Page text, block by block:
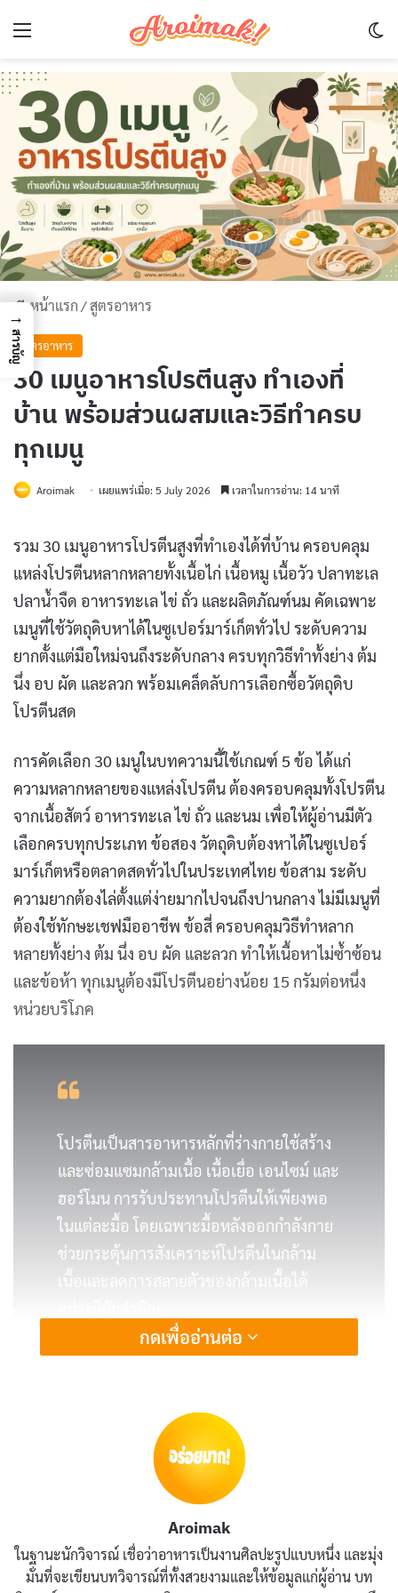
Menu
หน้าแรก/สูตรอาหาร
สูตรอาหาร
30 เมนูอาหารโปรตีนสูง ทำเองที่
บ้าน พร้อมส่วนผสมและวิธีทำครบ
ทุกเมนู
Aroimak เผยแพร่เมื่อ: 5 July 2026 เวลาในการอ่าน: 14 นาที
รวม 30 เมนูอาหารโปรตีนสูงที่ทำเองได้ที่บ้าน ครอบคลุม
แหล่งโปรตีนหลากหลายทั้งเนื้อไก่ เนื้อหมู เนื้อวัว ปลาทะเล
ปลาน้ำจืด อาหารทะเล ไข่ ถั่ว และผลิตภัณฑ์นม คัดเฉพาะ
เมนูที่ใช้วัตถุดิบหาได้ในซูเปอร์มาร์เก็ตทั่วไป ระดับความ
ยากตั้งแต่มือใหม่จนถึงระดับกลาง ครบทุกวิธีทำทั้งย่าง ต้ม
นึ่ง อบ ผัด และลวก พร้อมเคล็ดลับการเลือกซื้อวัตถุดิบ
โปรตีนสด
การคัดเลือก 30 เมนูในบทความนี้ใช้เกณฑ์ 5 ข้อ ได้แก่
ความหลากหลายของแหล่งโปรตีน ต้องครอบคลุมทั้งโปรตีน
จากเนื้อสัตว์ อาหารทะเล ไข่ ถั่ว และนม เพื่อให้ผู้อ่านมีตัว
เลือกครบทุกประเภท ข้อสอง วัตถุดิบต้องหาได้ในซูเปอร์
มาร์เก็ตหรือตลาดสดทั่วไปในประเทศไทย ข้อสาม ระดับ
ความยากต้องไล่ตั้งแต่ง่ายมากไปจนถึงปานกลาง ไม่มีเมนูที่
ต้องใช้ทักษะเชฟมืออาชีพ ข้อสี่ ครอบคลุมวิธีทำหลาก
หลายทั้งย่าง ต้ม นึ่ง อบ ผัด และลวก ทำให้เนื้อหาไม่ซ้ำซ้อน
และข้อห้า ทุกเมนูต้องมีโปรตีนอย่างน้อย 15 กรัมต่อหนึ่ง
หน่วยบริโภค
โปรตีนเป็นสารอาหารหลักที่ร่างกายใช้สร้าง
และซ่อมแซมกล้ามเนื้อ เนื้อเยื่อ เอนไซม์ และ
ฮอร์โมน การรับประทานโปรตีนให้เพียงพอ
ในแต่ละมื้อ โดยเฉพาะมื้อหลังออกกำลังกาย
ช่วยกระตุ้นการสังเคราะห์โปรตีนในกล้าม
เนื้อและลดการสลายตัวของกล้ามเนื้อได้
เป็นเมนูโปรตีนสูงพื้นฐานที่คนออกกำลังกายแทบ
ทุกคนต้องเคยทำ อกไก่ให้โปรตีนสูงถึง 31 กรัมต่อ 100 กรัม
แทบไม่มีไขมันและคาร์โบไฮเดรต เนื้ออกไก่ย่างที่ดีต้องออก
มานุ่มชุ่มฉ่ำ ไม่แห้งกระด้าง รสชาติเค็มกำลังดีจากซอสหมัก
มีกลิ่นหอมรมควันอ่อนๆ จากเตาย่าง ระดับความยาก: ง่าย
กดเพื่ออ่านต่อ
Aroimak
ในฐานะนักวิจารณ์ เชื่อว่าอาหารเป็นงานศิลปะรูปแบบหนึ่ง และมุ่ง
มั่นที่จะเขียนบทวิจารณ์ที่ทั้งสวยงามและให้ข้อมูลแก่ผู้อ่าน บท
→
สารบัญ